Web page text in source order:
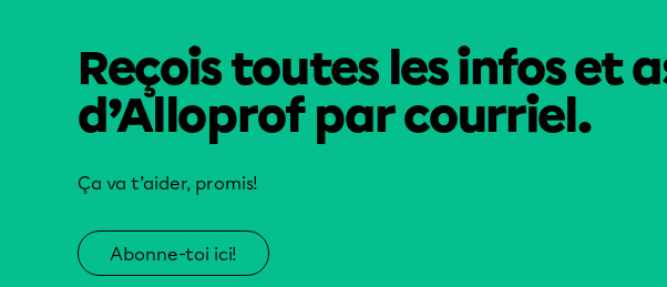
Reçois toutes les infos et
d’Alloprof par courriel.
Ça va t’aider, promis!
Abonne-toi ici!